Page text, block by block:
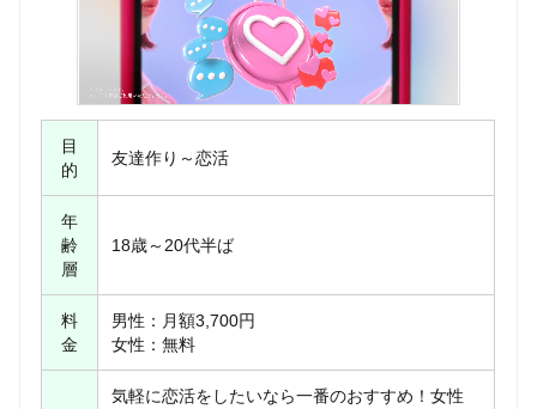
目
的
友達作り～恋活
年
齢
層
18歳～20代半ば
料
金
男性：月額3,700円
女性：無料
気軽に恋活をしたいなら一番のおすすめ！女性